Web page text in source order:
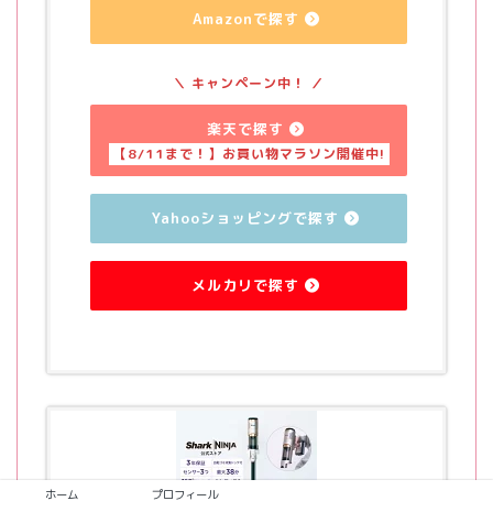
Amazonで探す
楽天で探す
Yahooショッピングで探す
メルカリで探す
ホーム プロフィール